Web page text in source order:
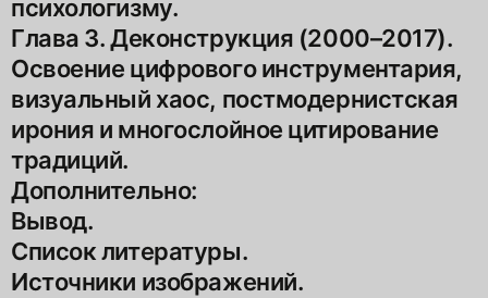
психологизму.
Глава 3. Деконструкция (2000–2017).
Освоение цифрового инструментария,
визуальный хаос, постмодернистская
ирония и многослойное цитирование
традиций.
Дополнительно:
Вывод.
Список литературы.
Источники изображений.